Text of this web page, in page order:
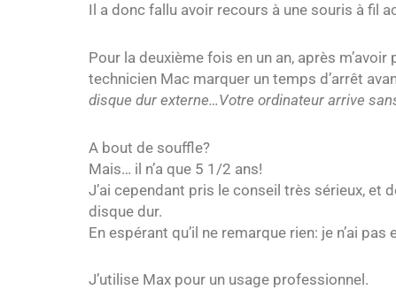
Il a donc fallu avoir recours à une souris à fil
Pour la deuxième fois en un an, après
technicien Mac marquer un temps d’arrêt
disque dur externe…Votre ordinateur arrive
A bout de souffle?
Mais… il n’a que 5 1/2 ans!
J’ai cependant pris le conseil très sérieux, et
disque dur.
En espérant qu’il ne remarque rien: je n’ai pas
J’utilise Max pour un usage professionnel.